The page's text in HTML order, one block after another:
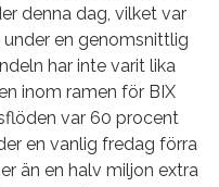
denna dag, vilket var
en genomsnittlig
har inte varit lika
inom ramen för BIX
var 60 procent
en vanlig fredag förra
än en halv miljon extra